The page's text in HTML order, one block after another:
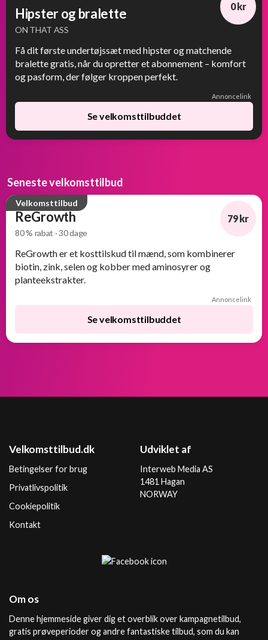
Hipster og bralette
ON THAT ASS
0 kr
Få dit første undertøjssæt med hipster og matchende
bralette gratis, når du opretter et abonnement – komfort
og pasform, der følger kroppen perfekt.
Annoncelink
Se velkomsttilbuddet
Seneste velkomsttilbud
Velkomsttilbud
ReGrowth
80 % rabat · 30 dage
79 kr
ReGrowth er et kosttilskud til mænd, som kombinerer
biotin, zink, selen og kobber med aminosyrer og
planteekstrakter.
Annoncelink
Se velkomsttilbuddet
Velkomsttilbud.dk
Betingelser for brug
Privatlivspolitik
Cookiepolitik
Kontakt
Udviklet af
Interweb Media AS
1481 Hagan
NORWAY
Om os
Denne hjemmeside giver dig et overblik over kampagnetilbud,
gratis prøveperioder og andre fantastiske tilbud, som du kan